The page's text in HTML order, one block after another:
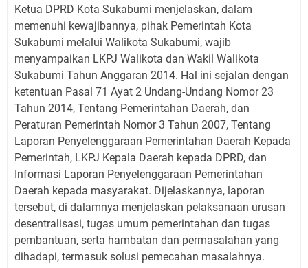
Ketua DPRD Kota Sukabumi menjelaskan, dalam
memenuhi kewajibannya, pihak Pemerintah Kota
Sukabumi melalui Walikota Sukabumi, wajib
menyampaikan LKPJ Walikota dan Wakil Walikota
Sukabumi Tahun Anggaran 2014. Hal ini sejalan dengan
ketentuan Pasal 71 Ayat 2 Undang-Undang Nomor 23
Tahun 2014, Tentang Pemerintahan Daerah, dan
Peraturan Pemerintah Nomor 3 Tahun 2007, Tentang
Laporan Penyelenggaraan Pemerintahan Daerah Kepada
Pemerintah, LKPJ Kepala Daerah kepada DPRD, dan
Informasi Laporan Penyelenggaraan Pemerintahan
Daerah kepada masyarakat. Dijelaskannya, laporan
tersebut, di dalamnya menjelaskan pelaksanaan urusan
desentralisasi, tugas umum pemerintahan dan tugas
pembantuan, serta hambatan dan permasalahan yang
dihadapi, termasuk solusi pemecahan masalahnya.